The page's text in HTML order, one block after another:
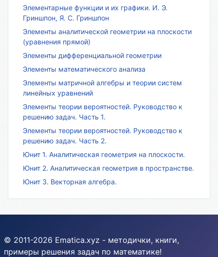
Элементарные функции и их графики. И. Э.
Гриншпон, Я. С. Гриншпон
Элементы аналитической геометрии на плоскости
(уравнения прямой)
Элементы дифференциальной геометрии
Элементы математического анализа
Элементы матричной алгебры и теории систем
линейных уравнений
Элементы теории вероятностей. Руководство к
решению задач. Часть 1.
Элементы теории вероятностей. Руководство к
решению задач. Часть 2.
Юнит 1. Аналитическая геометрия на плоскости.
Юнит 2. Аналитическая геометрия в пространстве.
Юнит 3. Векторная алгебра.
© 2011-2026 Ematica.xyz - методички, книги,
примеры решения задач по математике!